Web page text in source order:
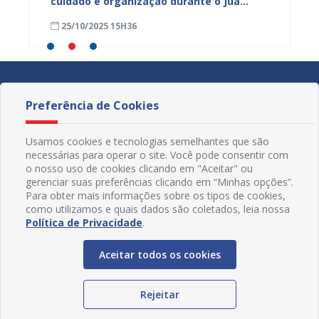
25/10/2025 15H36
Redes Sociais
Preferência de Cookies
Usamos cookies e tecnologias semelhantes que são
necessárias para operar o site. Você pode consentir com
o nosso uso de cookies clicando em "Aceitar" ou
gerenciar suas preferências clicando em “Minhas opções”.
Para obter mais informações sobre os tipos de cookies,
como utilizamos e quais dados são coletados, leia nossa
Política de Privacidade.
Aceitar todos os cookies
Rejeitar